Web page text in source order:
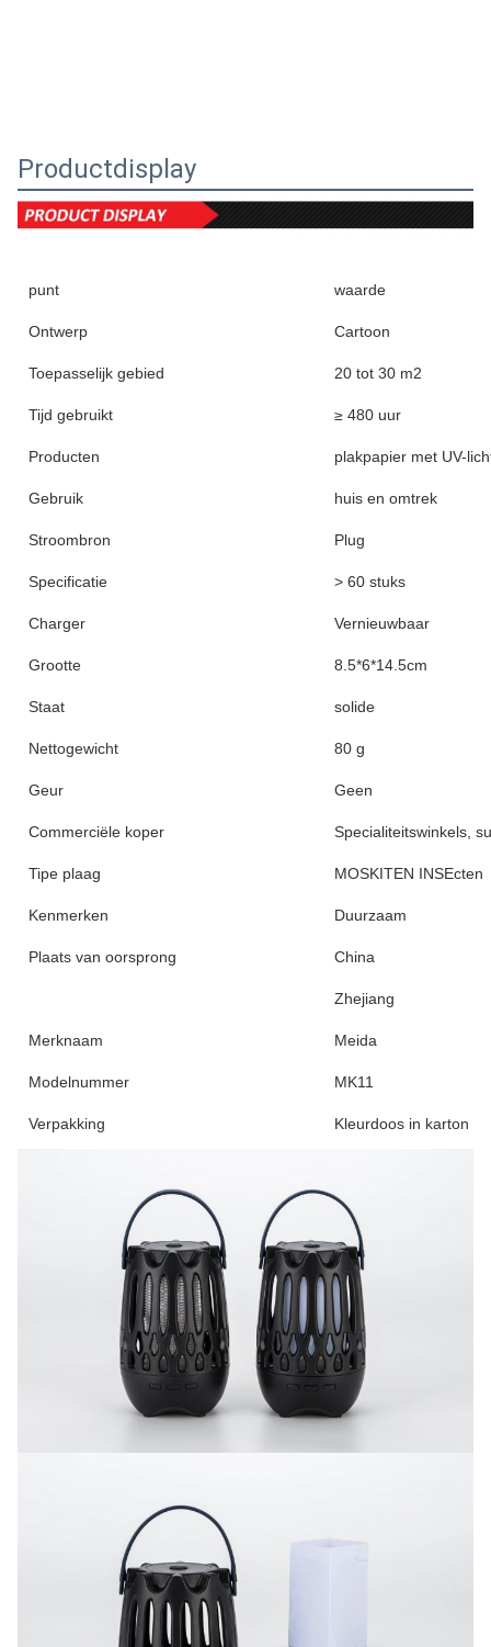
Productdisplay
punt waarde
Ontwerp Cartoon
Toepasselijk gebied 20 tot 30 m2
Tijd gebruikt ≥ 480 uur
Producten plakpapier met UV-
Gebruik huis en omtrek
Stroombron Plug
Specificatie > 60 stuks
Charger Vernieuwbaar
Grootte 8.5*6*14.5cm
Staat solide
Nettogewicht 80 g
Geur Geen
Commerciële koper Specialiteitswinkels,
Tipe plaag MOSKITEN INSEcten
Kenmerken Duurzaam
Plaats van oorsprong China
Zhejiang
Merknaam Meida
Modelnummer MK11
Verpakking Kleurdoos in karton